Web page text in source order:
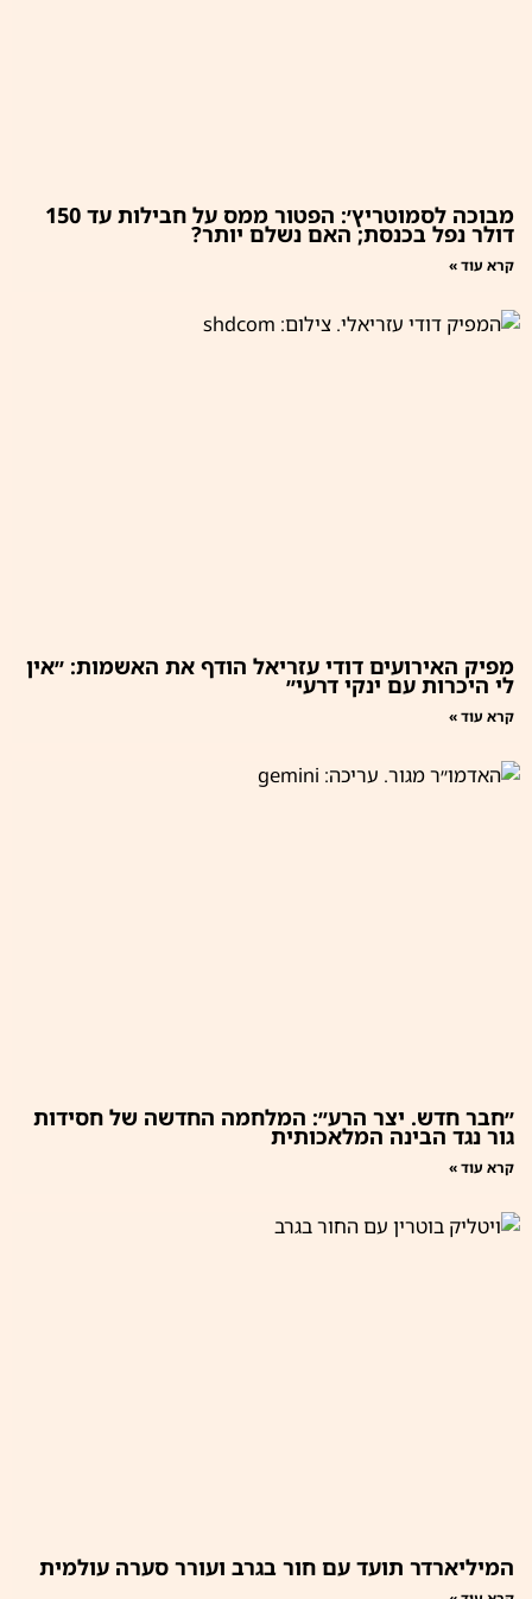
מבוכה לסמוטריץ׳: הפטור ממס על חבילות עד 150
דולר נפל בכנסת; האם נשלם יותר?
קרא עוד »
מפיק האירועים דודי עזריאל הודף את האשמות: ״אין
לי היכרות עם ינקי דרעי״
קרא עוד »
״חבר חדש. יצר הרע״: המלחמה החדשה של חסידות
גור נגד הבינה המלאכותית
קרא עוד »
המיליארדר תועד עם חור בגרב ועורר סערה עולמית